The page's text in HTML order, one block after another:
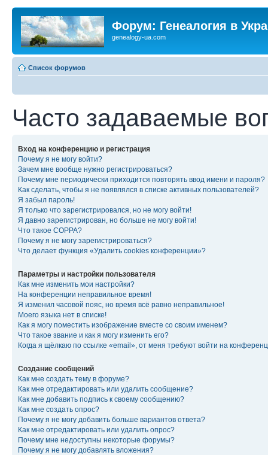
Форум: Генеалогия в
genealogy-ua.com
Список форумов
Часто задаваемые
Вход на конференцию и регистрация
Почему я не могу войти?
Зачем мне вообще нужно регистрироваться?
Почему мне периодически приходится повторять ввод имени и пароля?
Как сделать, чтобы я не появлялся в списке активных пользователей?
Я забыл пароль!
Я только что зарегистрировался, но не могу войти!
Я давно зарегистрирован, но больше не могу войти!
Что такое COPPA?
Почему я не могу зарегистрироваться?
Что делает функция «Удалить cookies конференции»?
Параметры и настройки пользователя
Как мне изменить мои настройки?
На конференции неправильное время!
Я изменил часовой пояс, но время всё равно неправильное!
Моего языка нет в списке!
Как я могу поместить изображение вместе со своим именем?
Что такое звание и как я могу изменить его?
Когда я щёлкаю по ссылке «email», от меня требуют войти на
Создание сообщений
Как мне создать тему в форуме?
Как мне отредактировать или удалить сообщение?
Как мне добавить подпись к своему сообщению?
Как мне создать опрос?
Почему я не могу добавить больше вариантов ответа?
Как мне отредактировать или удалить опрос?
Почему мне недоступны некоторые форумы?
Почему я не могу добавлять вложения?